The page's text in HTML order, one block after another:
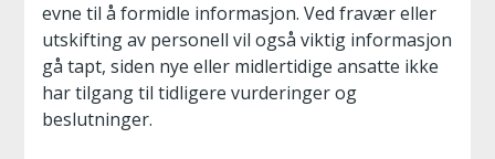
evne til å formidle informasjon. Ved fravær eller
utskifting av personell vil også viktig informasjon
gå tapt, siden nye eller midlertidige ansatte ikke
har tilgang til tidligere vurderinger og
beslutninger.